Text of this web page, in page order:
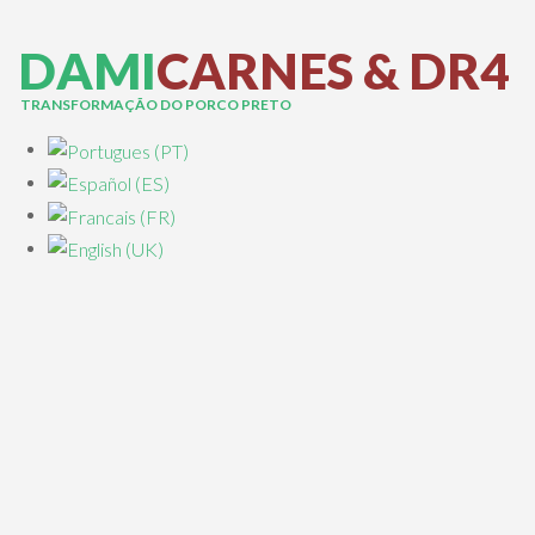
DAMICARNES & DR4
TRANSFORMAÇÃO DO PORCO PRETO